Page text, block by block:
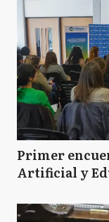
Primer
Artificial y